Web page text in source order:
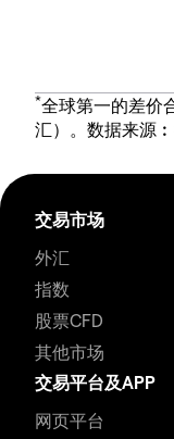
*全球第一的差价
汇）。数据来源
交易市场
外汇
指数
股票CFD
其他市场
交易平台及APP
网页平台